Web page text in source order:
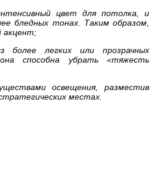
цвет для потолка, и
бледных тонах. Таким образом,
акцент;
более легких или прозрачных
способна убрать «тяжесть
освещения, разместив
местах.